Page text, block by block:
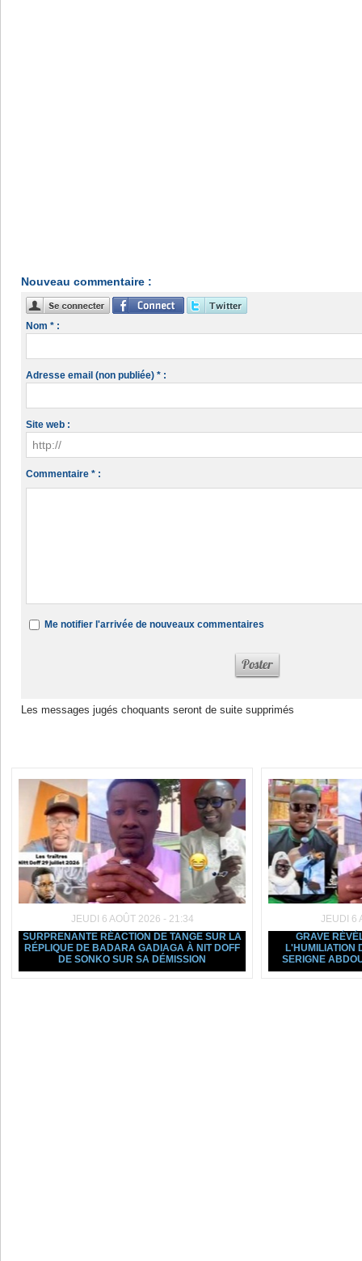
Nouveau commentaire :
Nom * :
Adresse email (non publiée) * :
Site web :
Commentaire * :
Me notifier l'arrivée de nouveaux commentaires
Les messages jugés choquants seront de suite supprimés
JEUDI 6 AOÛT 2026 - 21:34
SURPRENANTE RÉACTION DE TANGE SUR LA
RÉPLIQUE DE BADARA GADIAGA À NIT DOFF
DE SONKO SUR SA DÉMISSION
JEUDI 6
GRAVE
L'HUMILIATION
SERIGNE